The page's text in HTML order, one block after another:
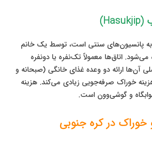
به پانسیون‌های سنتی است، توسط یک خانم
اتاق‌ها معمولاً تک‌نفره یا دونفره
آن‌ها ارائه دو وعده غذای خانگی (صبحانه و
خوراک صرفه‌جویی زیادی می‌کند. هزینه
و گوشی‌وون است.
خوراک در کره جنوبی